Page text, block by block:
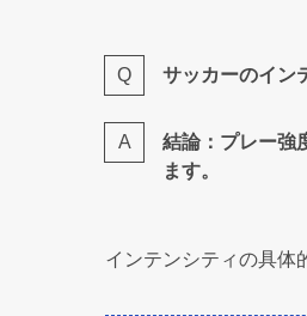
サッカーのイン
結論：プレー強
ます。
インテンシティの具体